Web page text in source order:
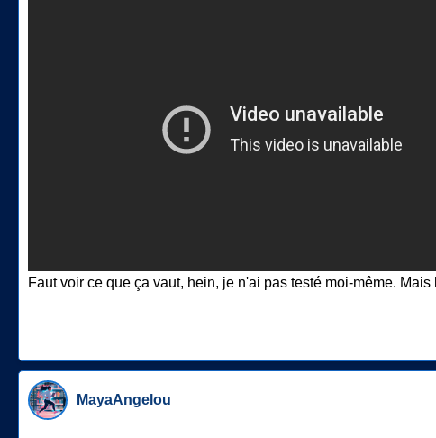
Faut voir ce que ça vaut, hein, je n'ai pas testé moi-même.
MayaAngelou